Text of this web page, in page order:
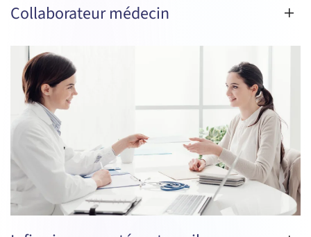
Collaborateur médecin